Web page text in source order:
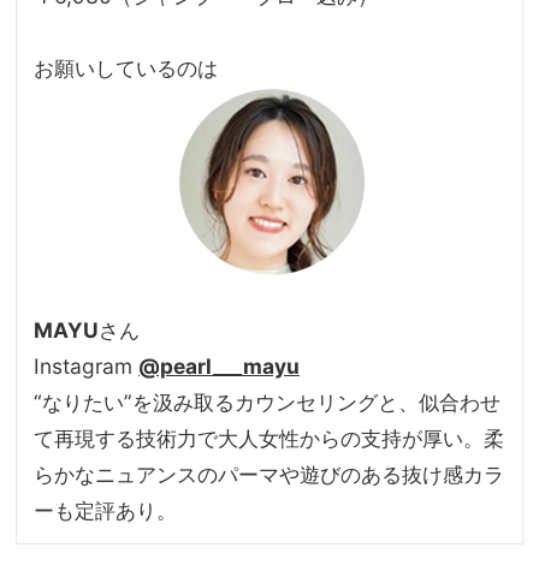
お願いしているのは
MAYUさん
Instagram @pearl___mayu
“なりたい”を汲み取るカウンセリングと、似合わせ
て再現する技術力で大人女性からの支持が厚い。柔
らかなニュアンスのパーマや遊びのある抜け感カラ
ーも定評あり。